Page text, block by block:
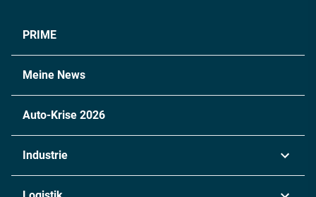
PRIME
Meine News
Auto-Krise 2026
Industrie